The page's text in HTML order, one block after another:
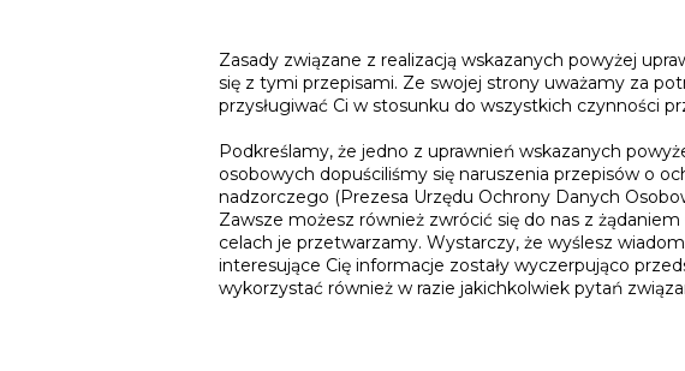
Zasady związane z realizacją wskazanych powyżej
się z tymi przepisami. Ze swojej strony uważamy za
przysługiwać Ci w stosunku do wszystkich czynności
Podkreślamy, że jedno z uprawnień wskazanych
osobowych dopuściliśmy się naruszenia przepisów o
nadzorczego (Prezesa Urzędu Ochrony Danych
Zawsze możesz również zwrócić się do nas z
celach je przetwarzamy. Wystarczy, że wyślesz
interesujące Cię informacje zostały wyczerpująco
wykorzystać również w razie jakichkolwiek pytań